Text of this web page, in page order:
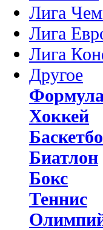
Лига
Лига
Лига
Другое
Хоккей
Биатлон
Бокс
Теннис